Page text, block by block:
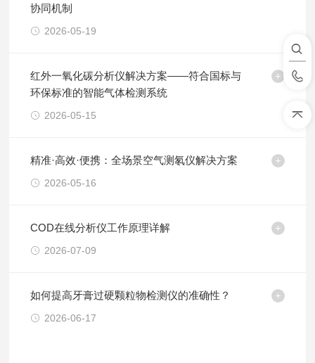
协同机制
2026-05-19
红外一氧化碳分析仪解决方案——符合国标与
环保标准的智能气体检测系统
2026-05-15
精准·高效·便携：全场景空气测氡仪解决方案
2026-05-16
COD在线分析仪工作原理详解
2026-07-09
如何提高牙膏过硬颗粒物检测仪的准确性？
2026-06-17